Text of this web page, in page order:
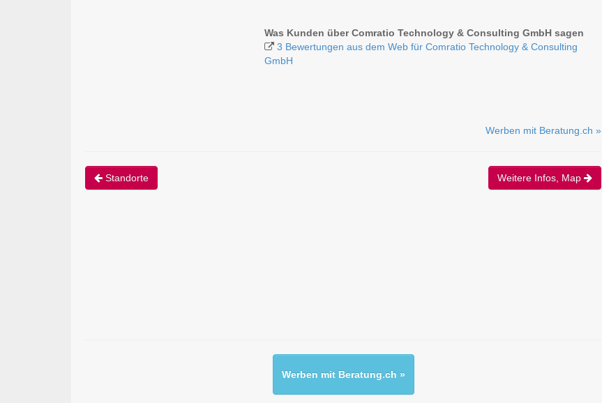
Was Kunden über Comratio Technology & Consulting GmbH sagen
3 Bewertungen aus dem Web für Comratio Technology & Consulting
GmbH
Werben mit Beratung.ch »
Standorte Weitere Infos, Map
Werben mit Beratung.ch »